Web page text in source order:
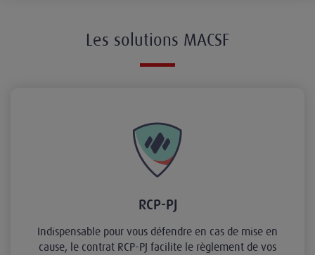
Les solutions MACSF
RCP-PJ
Indispensable pour vous défendre en cas de mise en
cause, le contrat RCP-PJ facilite le règlement de vos